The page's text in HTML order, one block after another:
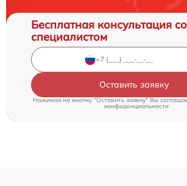
Бесплатная консультация со
специалистом
Оставить заявку
Нажимая на кнопку "Оставить заявку" Вы
конфиденциальности